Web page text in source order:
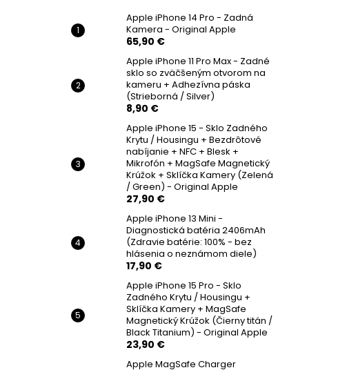
Apple iPhone 14 Pro - Zadná
Kamera - Original Apple
65,90 €
Apple iPhone 11 Pro Max - Zadné
sklo so zväčšeným otvorom na
kameru + Adhezívna páska
(Strieborná / Silver)
8,90 €
Apple iPhone 15 - Sklo Zadného
Krytu / Housingu + Bezdrôtové
nabíjanie + NFC + Blesk +
Mikrofón + MagSafe Magnetický
Krúžok + Sklíčka Kamery (Zelená
/ Green) - Original Apple
27,90 €
Apple iPhone 13 Mini -
Diagnostická batéria 2406mAh
(Zdravie batérie: 100% - bez
hlásenia o neznámom diele)
17,90 €
Apple iPhone 15 Pro - Sklo
Zadného Krytu / Housingu +
Sklíčka Kamery + MagSafe
Magnetický Krúžok (Čierny titán /
Black Titanium) - Original Apple
23,90 €
Apple MagSafe Charger